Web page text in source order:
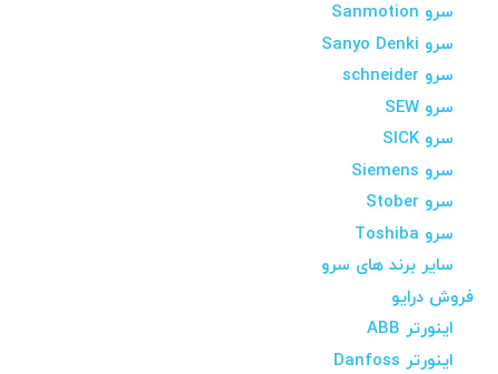
سرو Sanmotion
سرو Sanyo Denki
سرو schneider
سرو SEW
سرو SICK
سرو Siemens
سرو Stober
سرو Toshiba
سایر برند های سرو
فروش درایو
اینورتر ABB
اینورتر Danfoss